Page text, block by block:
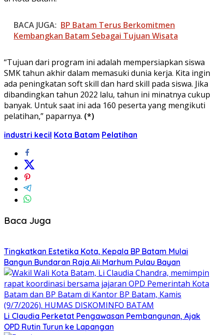
BACA JUGA: BP Batam Terus Berkomitmen
Kembangkan Batam Sebagai Tujuan Wisata
“Tujuan dari program ini adalah mempersiapkan siswa
SMK tahun akhir dalam memasuki dunia kerja. Kita ingin
ada peningkatan soft skill dan hard skill pada siswa. Jika
dibandingkan tahun 2022 lalu, tahun ini minatnya cukup
banyak. Untuk saat ini ada 160 peserta yang mengikuti
pelatihan,” paparnya. (*)
industri kecil Kota Batam Pelatihan
Baca Juga
Tingkatkan Estetika Kota, Kepala BP Batam Mulai
Bangun Bundaran Raja Ali Marhum Pulau Bayan
Li Claudia Perketat Pengawasan Pembangunan, Ajak
OPD Rutin Turun ke Lapangan